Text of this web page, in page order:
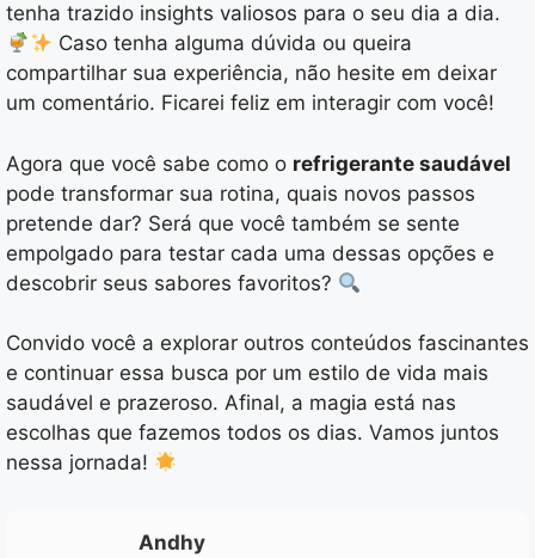
tenha trazido insights valiosos para o seu dia a dia.
Caso tenha alguma dúvida ou queira
compartilhar sua experiência, não hesite em deixar
um comentário. Ficarei feliz em interagir com você!
Agora que você sabe como o refrigerante saudável
pode transformar sua rotina, quais novos passos
pretende dar? Será que você também se sente
empolgado para testar cada uma dessas opções e
descobrir seus sabores favoritos?
Convido você a explorar outros conteúdos fascinantes
e continuar essa busca por um estilo de vida mais
saudável e prazeroso. Afinal, a magia está nas
escolhas que fazemos todos os dias. Vamos juntos
nessa jornada!
Andhy